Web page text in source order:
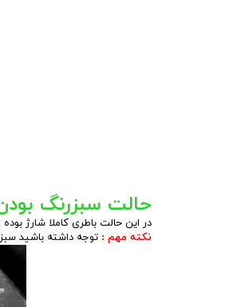
حالت سبزرنگ
در این حالت باطری کاملا شارژ
نکته مهم : توجه داشته باشید